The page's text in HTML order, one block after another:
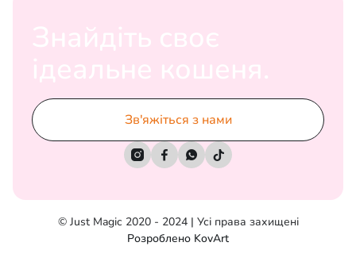
Знайдіть своє
ідеальне кошеня.
Зв'яжіться з нами
   
© Just Magic 2020 - 2024 | Усі права захищені
Розроблено KovArt